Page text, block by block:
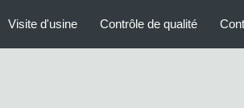
Visite d'usine Contrôle de qualité